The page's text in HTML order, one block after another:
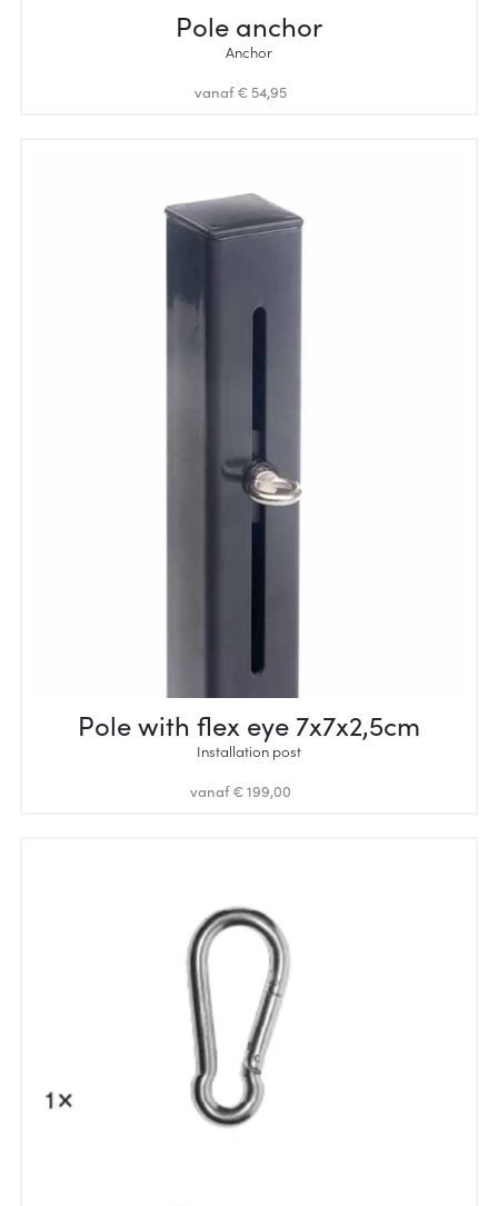
Pole anchor
Anchor
vanaf € 54,95
Pole with flex eye 7x7x2,5cm
Installation post
vanaf € 199,00